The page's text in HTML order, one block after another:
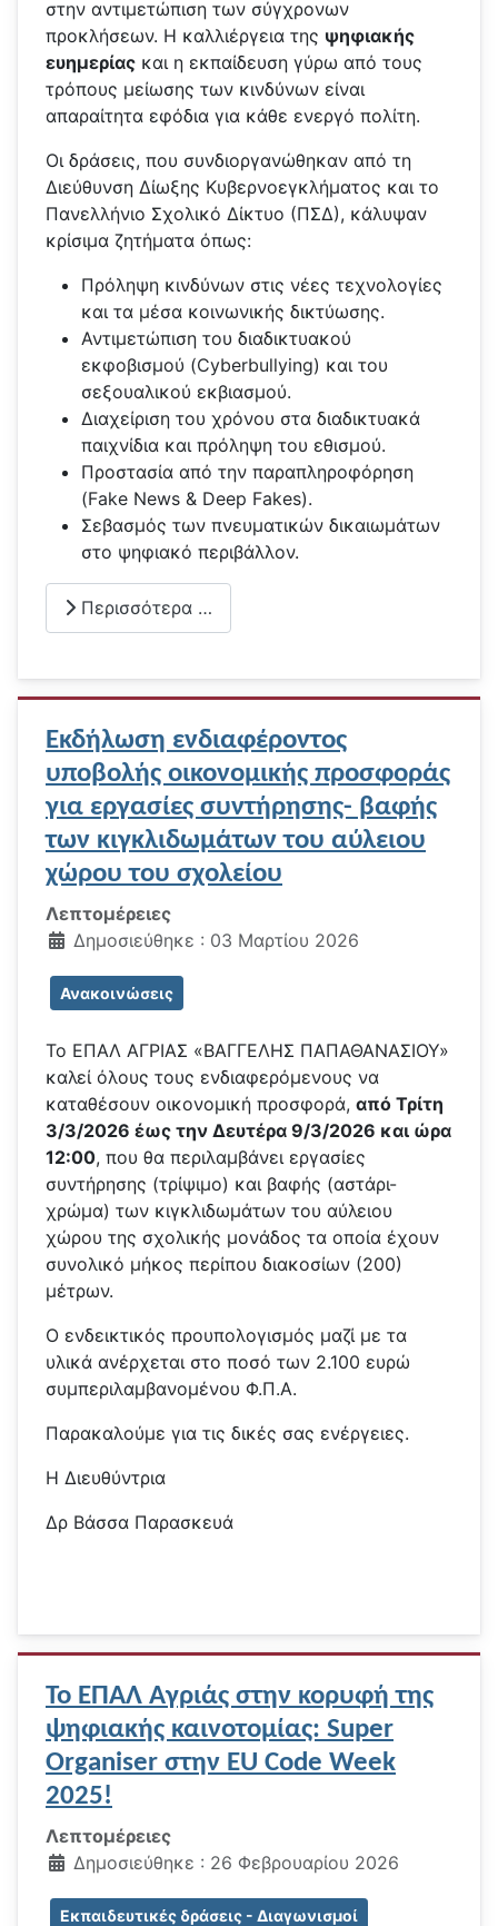
στην αντιμετώπιση των σύγχρονων
προκλήσεων. Η καλλιέργεια της ψηφιακής
ευημερίας και η εκπαίδευση γύρω από τους
τρόπους μείωσης των κινδύνων είναι
απαραίτητα εφόδια για κάθε ενεργό πολίτη.
Οι δράσεις, που συνδιοργανώθηκαν από τη
Διεύθυνση Δίωξης Κυβερνοεγκλήματος και το
Πανελλήνιο Σχολικό Δίκτυο (ΠΣΔ), κάλυψαν
κρίσιμα ζητήματα όπως:
Πρόληψη κινδύνων στις νέες τεχνολογίες
και τα μέσα κοινωνικής δικτύωσης.
Αντιμετώπιση του διαδικτυακού
εκφοβισμού (Cyberbullying) και του
σεξουαλικού εκβιασμού.
Διαχείριση του χρόνου στα διαδικτυακά
παιχνίδια και πρόληψη του εθισμού.
Προστασία από την παραπληροφόρηση
(Fake News & Deep Fakes).
Σεβασμός των πνευματικών δικαιωμάτων
στο ψηφιακό περιβάλλον.
Περισσότερα …
Εκδήλωση ενδιαφέροντος
υποβολής οικονομικής προσφοράς
για εργασίες συντήρησης- βαφής
των κιγκλιδωμάτων του αύλειου
χώρου του σχολείου
Λεπτομέρειες
Δημοσιεύθηκε : 03 Μαρτίου 2026
Ανακοινώσεις
Το ΕΠΑΛ ΑΓΡΙΑΣ «ΒΑΓΓΕΛΗΣ ΠΑΠΑΘΑΝΑΣΙΟΥ»
καλεί όλους τους ενδιαφερόμενους να
καταθέσουν οικονομική προσφορά, από Τρίτη
3/3/2026 έως την Δευτέρα 9/3/2026 και ώρα
12:00, που θα περιλαμβάνει εργασίες
συντήρησης (τρίψιμο) και βαφής (αστάρι-
χρώμα) των κιγκλιδωμάτων του αύλειου
χώρου της σχολικής μονάδος τα οποία έχουν
συνολικό μήκος περίπου διακοσίων (200)
μέτρων.
Ο ενδεικτικός προυπολογισμός μαζί με τα
υλικά ανέρχεται στο ποσό των 2.100 ευρώ
συμπεριλαμβανομένου Φ.Π.Α.
Παρακαλούμε για τις δικές σας ενέργειες.
Η Διευθύντρια
Δρ Βάσσα Παρασκευά
Το ΕΠΑΛ Αγριάς στην κορυφή της
ψηφιακής καινοτομίας: Super
Organiser στην EU Code Week
2025!
Λεπτομέρειες
Δημοσιεύθηκε : 26 Φεβρουαρίου 2026
Εκπαιδευτικές δράσεις - Διαγωνισμοί